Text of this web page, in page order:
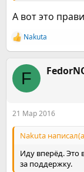
А вот это
Р
е
к
ц
и
Nakuta
F
21 Мар 2016
Nakuta
Иду вперёд. Это
за поддержку.